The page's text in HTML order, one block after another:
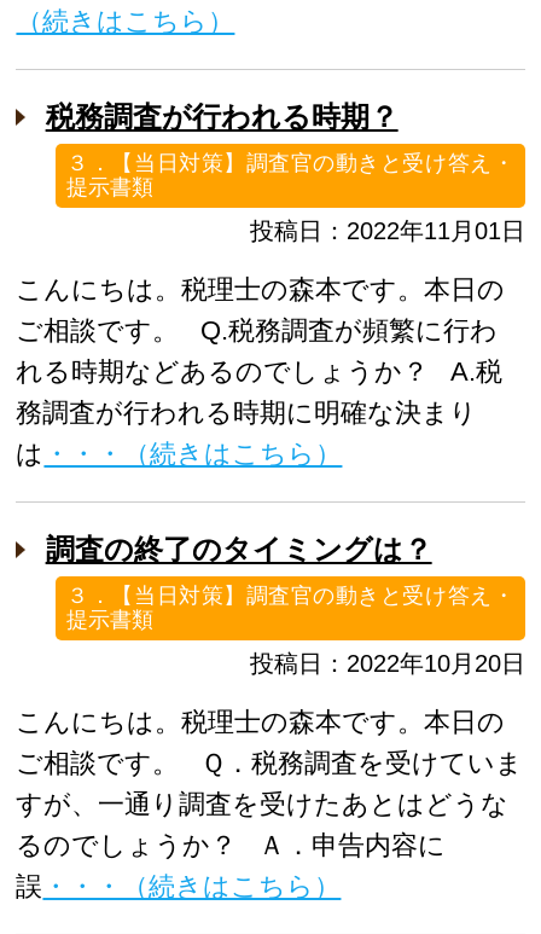
（続きはこちら）
税務調査が行われる時期？
３．【当日対策】調査官の動きと受け答え・
提示書類
投稿日：2022年11月01日
こんにちは。税理士の森本です。本日の
ご相談です。 Q.税務調査が頻繁に行わ
れる時期などあるのでしょうか？ A.税
務調査が行われる時期に明確な決まり
は ・・・（続きはこちら）
調査の終了のタイミングは？
３．【当日対策】調査官の動きと受け答え・
提示書類
投稿日：2022年10月20日
こんにちは。税理士の森本です。本日の
ご相談です。 Ｑ．税務調査を受けていま
すが、一通り調査を受けたあとはどうな
るのでしょうか？ Ａ．申告内容に
誤 ・・・（続きはこちら）